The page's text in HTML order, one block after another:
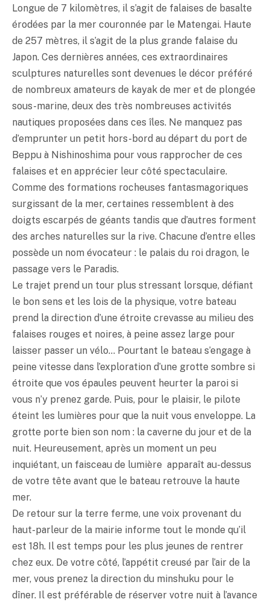
Longue de 7 kilomètres, il s’agit de falaises de basalte
érodées par la mer couronnée par le Matengai. Haute
de 257 mètres, il s’agit de la plus grande falaise du
Japon. Ces dernières années, ces extraordinaires
sculptures naturelles sont devenues le décor préféré
de nombreux amateurs de kayak de mer et de plongée
sous-marine, deux des très nombreuses activités
nautiques proposées dans ces îles. Ne manquez pas
d’emprunter un petit hors-bord au départ du port de
Beppu à Nishinoshima pour vous rapprocher de ces
falaises et en apprécier leur côté spectaculaire.
Comme des formations rocheuses fantasmagoriques
surgissant de la mer, certaines ressemblent à des
doigts escarpés de géants tandis que d’autres forment
des arches naturelles sur la rive. Chacune d’entre elles
possède un nom évocateur : le palais du roi dragon, le
passage vers le Paradis.
Le trajet prend un tour plus stressant lorsque, défiant
le bon sens et les lois de la physique, votre bateau
prend la direction d’une étroite crevasse au milieu des
falaises rouges et noires, à peine assez large pour
laisser passer un vélo… Pourtant le bateau s’engage à
peine vitesse dans l’exploration d’une grotte sombre si
étroite que vos épaules peuvent heurter la paroi si
vous n’y prenez garde. Puis, pour le plaisir, le pilote
éteint les lumières pour que la nuit vous enveloppe. La
grotte porte bien son nom : la caverne du jour et de la
nuit. Heureusement, après un moment un peu
inquiétant, un faisceau de lumière apparaît au-dessus
de votre tête avant que le bateau retrouve la haute
mer.
De retour sur la terre ferme, une voix provenant du
haut-parleur de la mairie informe tout le monde qu’il
est 18h. Il est temps pour les plus jeunes de rentrer
chez eux. De votre côté, l’appétit creusé par l’air de la
mer, vous prenez la direction du minshuku pour le
dîner. Il est préférable de réserver votre nuit à l’avance